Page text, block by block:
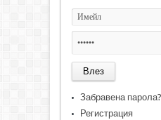
Забравена парола?
Регистрация